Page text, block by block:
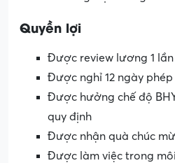
Quyền lợi
Được review lương 1
Được nghỉ 12 ngày
Được hưởng chế độ
quy định
Được nhận quà chúc
Được làm việc trong